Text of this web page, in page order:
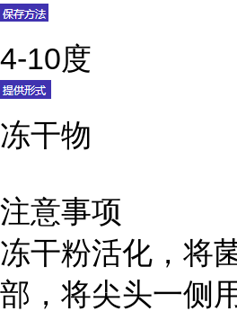
4-10度
冻干物
注意事项
冻干粉活化，将
部，将尖头一侧